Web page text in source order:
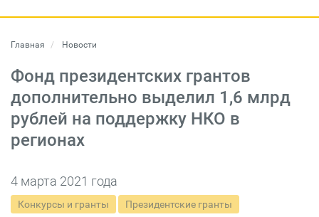
Главная Новости
Фонд президентских грантов
дополнительно выделил 1,6 млрд
рублей на поддержку НКО в
регионах
4 марта 2021 года
Конкурсы и гранты Президентские гранты